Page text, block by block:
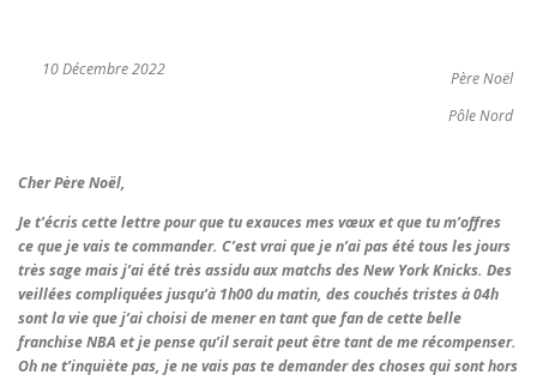
10 Décembre 2022
Père Noël
Pôle Nord
Cher Père Noël,
Je t’écris cette lettre pour que tu exauces mes vœux et que tu m’offres
ce que je vais te commander. C’est vrai que je n’ai pas été tous les jours
très sage mais j’ai été très assidu aux matchs des New York Knicks. Des
veillées compliquées jusqu’à 1h00 du matin, des couchés tristes à 04h
sont la vie que j’ai choisi de mener en tant que fan de cette belle
franchise NBA et je pense qu’il serait peut être tant de me récompenser.
Oh ne t’inquiète pas, je ne vais pas te demander des choses qui sont hors